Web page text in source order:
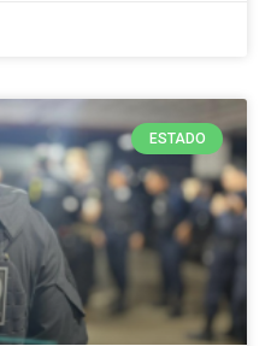
ESTADO